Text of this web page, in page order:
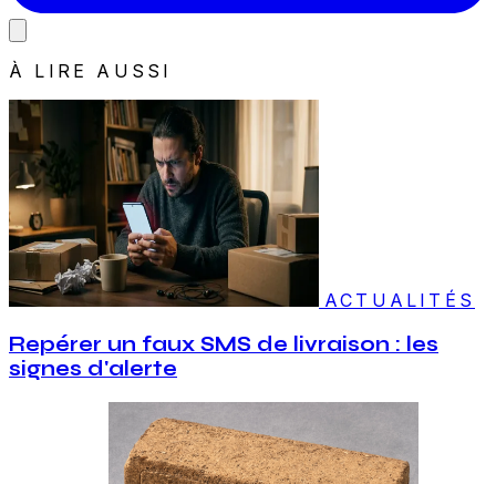
À LIRE AUSSI
ACTUALITÉS
Repérer un faux SMS de livraison : les
signes d'alerte